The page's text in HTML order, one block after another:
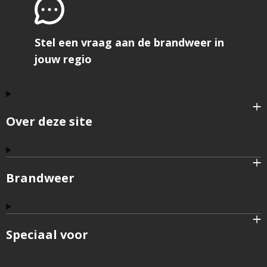
Over deze site
Brandweer
Speciaal voor
Stel een vraag aan de brandweer in
jouw regio